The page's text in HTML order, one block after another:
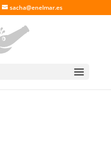
sacha@enelmar.es